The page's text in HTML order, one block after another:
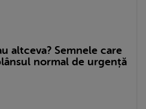
altceva? Semnele care
normal de urgență